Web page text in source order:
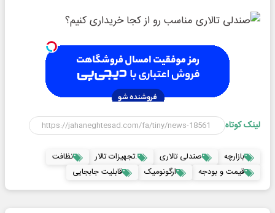
لینک کوتاه
بازارچه صندلی تالاری .تجهیزات تالار
نظافت
قیمت و بودجه
ارگونومیک قابلیت جابجایی